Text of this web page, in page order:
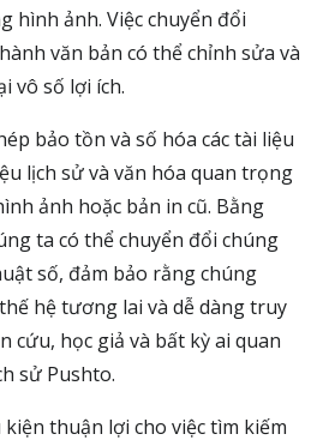
hình ảnh. Việc chuyển đổi
văn bản có thể chỉnh sửa và
vô số lợi ích.
bảo tồn và số hóa các tài liệu
lịch sử và văn hóa quan trọng
ảnh hoặc bản in cũ. Bằng
ta có thể chuyển đổi chúng
số, đảm bảo rằng chúng
hệ tương lai và dễ dàng truy
cứu, học giả và bất kỳ ai quan
sử Pushto.
thuận lợi cho việc tìm kiếm